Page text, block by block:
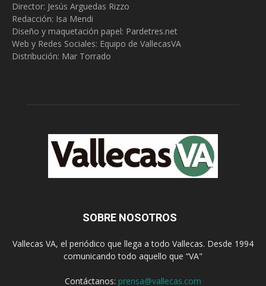
Director: Jesús Arguedas Rizzo
Redacción: Isa Mendi
Diseño y maquetación papel: Pardetres.net
Web y Redes Sociales: Equipo de VallecasVA
Distribución: Mar Torrado
SOBRE NOSOTROS
Vallecas VA, el periódico que llega a todo Vallecas. Desde 1994
comunicando todo aquello que “VA"
Contáctanos: prensa@vallecas.com